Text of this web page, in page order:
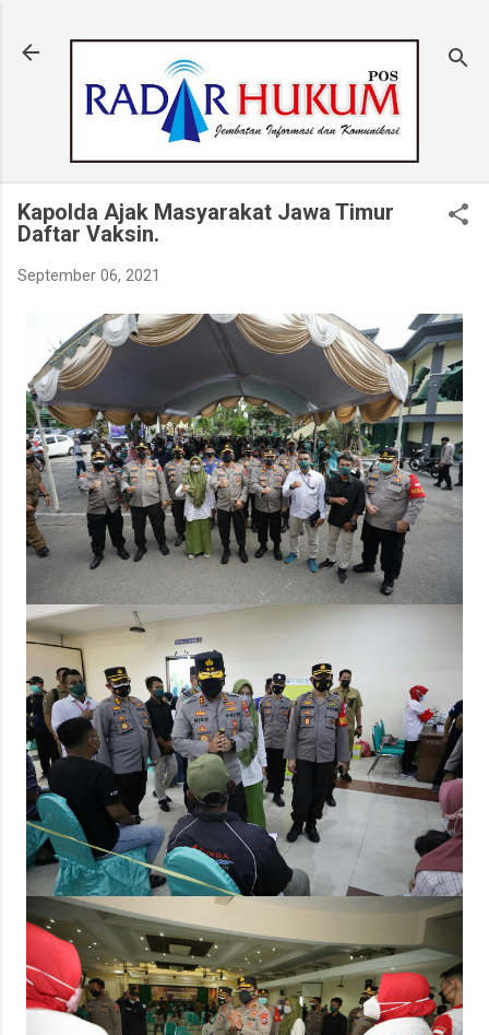
Kapolda Ajak Masyarakat Jawa Timur
Daftar Vaksin.
September 06, 2021